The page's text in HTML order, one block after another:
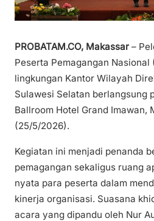
PROBATAM.CO, Makassar –
Peserta Pemagangan
lingkungan Kantor Wilayah
Sulawesi Selatan berlangsung
Ballroom Hotel Grand Imawan,
(25/5/2026).
Kegiatan ini menjadi penanda
pemagangan sekaligus ruang
nyata para peserta dalam
kinerja organisasi. Suasana
acara yang dipandu oleh Nur